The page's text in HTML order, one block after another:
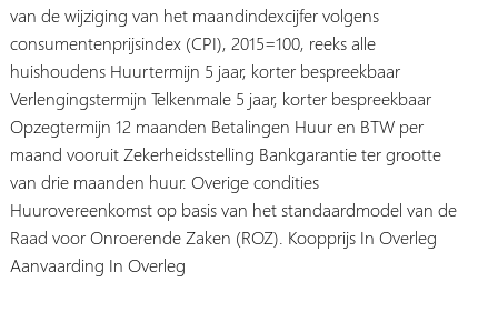
van de wijziging van het maandindexcijfer volgens
consumentenprijsindex (CPI), 2015=100, reeks alle
huishoudens Huurtermijn 5 jaar, korter bespreekbaar
Verlengingstermijn Telkenmale 5 jaar, korter bespreekbaar
Opzegtermijn 12 maanden Betalingen Huur en BTW per
maand vooruit Zekerheidsstelling Bankgarantie ter grootte
van drie maanden huur. Overige condities
Huurovereenkomst op basis van het standaardmodel van de
Raad voor Onroerende Zaken (ROZ). Koopprijs In Overleg
Aanvaarding In Overleg